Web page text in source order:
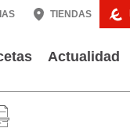
TIENDAS
Actualidad